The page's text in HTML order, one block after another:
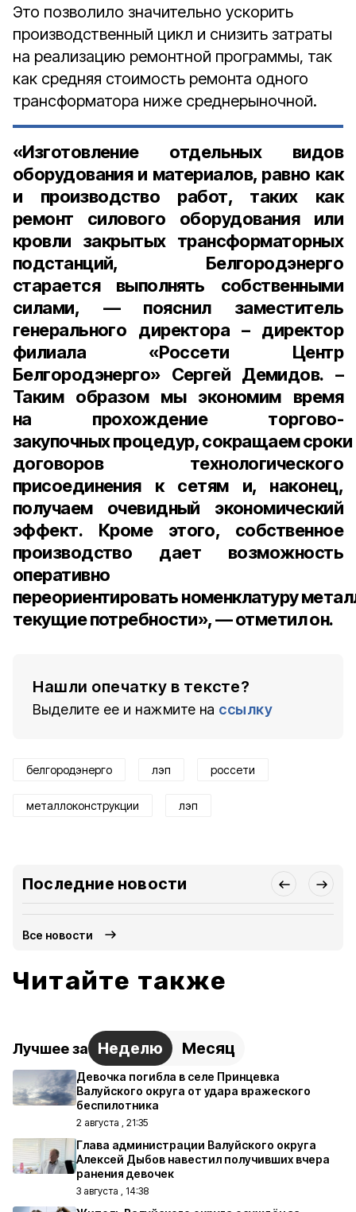
Это позволило значительно ускорить
производственный цикл и снизить затраты
на реализацию ремонтной программы, так
как средняя стоимость ремонта одного
трансформатора ниже среднерыночной.
«Изготовление отдельных видов
оборудования и материалов, равно как
и производство работ, таких как
ремонт силового оборудования или
кровли закрытых трансформаторных
подстанций, Белгородэнерго
старается выполнять собственными
силами, — пояснил заместитель
генерального директора – директор
филиала «Россети Центр
Белгородэнерго» Сергей Демидов. –
Таким образом мы экономим время
на прохождение торгово-
закупочных процедур, сокращаем сроки
договоров технологического
присоединения к сетям и, наконец,
получаем очевидный экономический
эффект. Кроме этого, собственное
производство дает возможность
оперативно
переориентировать номенклатуру
текущие потребности», — отметил он.
Нашли опечатку в тексте?
Выделите ее и нажмите на ссылку
белгородэнерго лэп россети
металлоконструкции лэп
Последние новости
Все новости
Читайте также
Лучшее за Неделю Месяц
Девочка погибла в селе Принцевка
Валуйского округа от удара вражеского
беспилотника
2 августа , 21:35
Глава администрации Валуйского округа
Алексей Дыбов навестил получивших вчера
ранения девочек
3 августа , 14:38